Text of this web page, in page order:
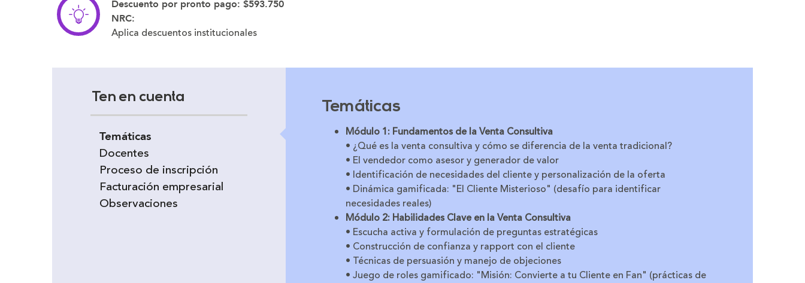
Descuento por pronto pago: $593.750
NRC:
Aplica descuentos institucionales
Ten en cuenta
Temáticas
Docentes
Proceso de inscripción
Facturación empresarial
Observaciones
Temáticas
Módulo 1: Fundamentos de la Venta Consultiva
• ¿Qué es la venta consultiva y cómo se diferencia de la venta tradicional?
• El vendedor como asesor y generador de valor
• Identificación de necesidades del cliente y personalización de la oferta
• Dinámica gamificada: "El Cliente Misterioso" (desafío para identificar
necesidades reales)
Módulo 2: Habilidades Clave en la Venta Consultiva
• Escucha activa y formulación de preguntas estratégicas
• Construcción de confianza y rapport con el cliente
• Técnicas de persuasión y manejo de objeciones
• Juego de roles gamificado: "Misión: Convierte a tu Cliente en Fan" (prácticas de